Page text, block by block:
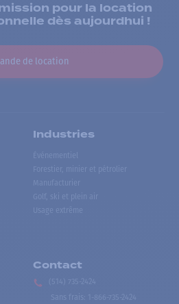
pour la location
dès aujourdhui !
de location
Industries
Événementiel
Forestier, minier et pétrolier
Manufacturier
Golf, ski et plein air
Usage extrême
Contact
(514) 735-2424
Sans frais
1-866-735-2424